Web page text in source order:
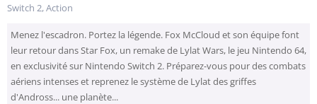
Switch 2, Action
Menez l'escadron. Portez la légende. Fox McCloud et son équipe font
leur retour dans Star Fox, un remake de Lylat Wars, le jeu Nintendo 64,
en exclusivité sur Nintendo Switch 2. Préparez-vous pour des combats
aériens intenses et reprenez le système de Lylat des griffes
d'Andross... une planète...